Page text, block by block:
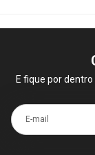
E fique por
E-mail